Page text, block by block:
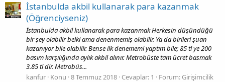
İstanbulda akbil kullanarak para kazanmak
(Öğrenciyseniz)
İstanbulda akbil kullanarak para kazanmak Herkesin düşündüğü
bir şey olabilir belki ama denenmemiş olabilir. Ya da birileri şuan
kazanıyor bile olabilir. Bense ilk denememi yaptım bile; 85 tl ye 200
basım karşılığında aylık akbil alınır. Metrobüste tam ücret basmak
3.85 tl dir. Metrobüs...
kanfur Konu 8 Temmuz 2018 Cevaplar: 1 Forum: Girişimcilik